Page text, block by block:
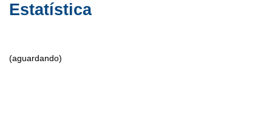
Estatística
(aguardando)